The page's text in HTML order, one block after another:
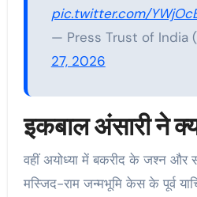
pic.twitter.com/
— Press Trust of India
27, 2026
इकबाल अंसारी ने
वहीं अयोध्या में बकरीद के जश्न और
मस्जिद-राम जन्मभूमि केस के पूर्व